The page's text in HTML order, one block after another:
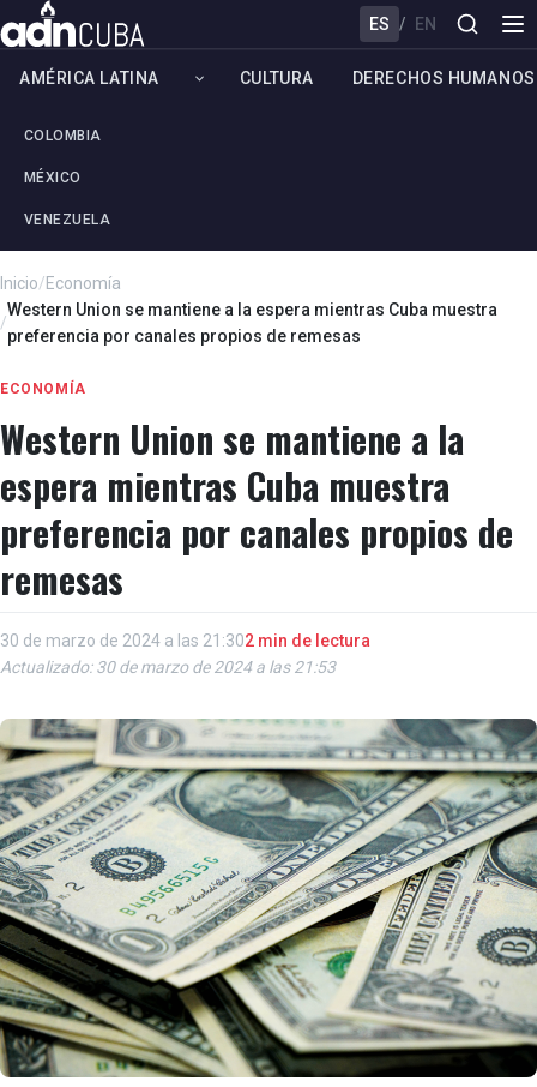
ES / EN
AMÉRICA LATINA
COLOMBIA
MÉXICO
VENEZUELA
CULTURA DERECHOS HUMANOS
Inicio/Economía
/
Western Union se mantiene a la espera mientras Cuba muestra
preferencia por canales propios de remesas
ECONOMÍA
Western Union se mantiene a la
espera mientras Cuba muestra
preferencia por canales propios de
remesas
30 de marzo de 2024 a las 21:302 min de lectura
Actualizado: 30 de marzo de 2024 a las 21:53